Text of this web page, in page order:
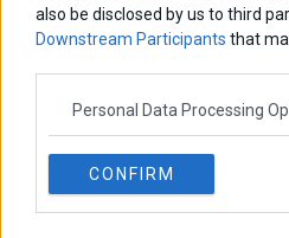
also be disclosed by us to third
Downstream Participants that
Personal Data Processing
CONFIRM
Η αληθινή παιδεία
Η βία κατά των ζώων δεν
Δημήτρης